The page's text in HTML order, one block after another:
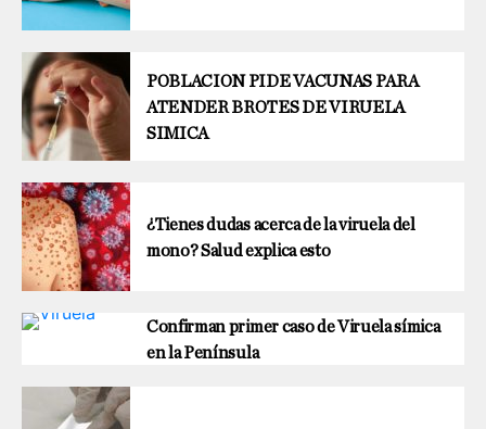
POBLACION PIDE VACUNAS PARA
ATENDER BROTES DE VIRUELA
SIMICA
¿Tienes dudas acerca de la viruela del
mono? Salud explica esto
Confirman primer caso de Viruela símica
en la Península